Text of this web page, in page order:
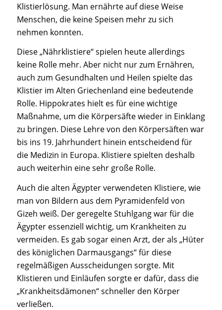
Klistierlösung. Man ernährte auf diese Weise
Menschen, die keine Speisen mehr zu sich
nehmen konnten.
Diese „Nährklistiere“ spielen heute allerdings
keine Rolle mehr. Aber nicht nur zum Ernähren,
auch zum Gesundhalten und Heilen spielte das
Klistier im Alten Griechenland eine bedeutende
Rolle. Hippokrates hielt es für eine wichtige
Maßnahme, um die Körpersäfte wieder in Einklang
zu bringen. Diese Lehre von den Körpersäften war
bis ins 19. Jahrhundert hinein entscheidend für
die Medizin in Europa. Klistiere spielten deshalb
auch weiterhin eine sehr große Rolle.
Auch die alten Ägypter verwendeten Klistiere, wie
man von Bildern aus dem Pyramidenfeld von
Gizeh weiß. Der geregelte Stuhlgang war für die
Ägypter essenziell wichtig, um Krankheiten zu
vermeiden. Es gab sogar einen Arzt, der als „Hüter
des königlichen Darmausgangs“ für diese
regelmäßigen Ausscheidungen sorgte. Mit
Klistieren und Einläufen sorgte er dafür, dass die
„Krankheitsdämonen“ schneller den Körper
verließen.